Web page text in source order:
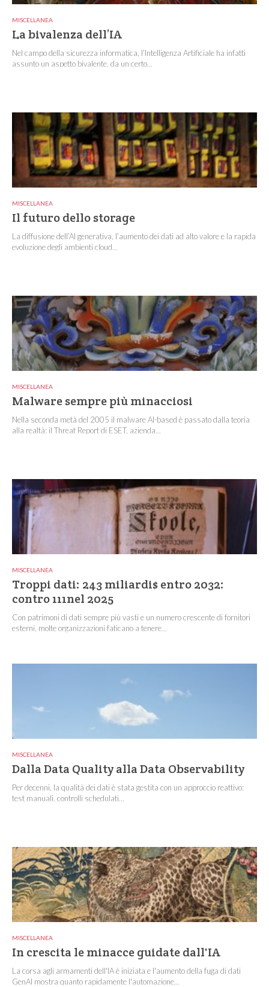
MISCELLANEA
La bivalenza dell’IA
Nel campo della sicurezza informatica, l’Intelligenza Artificiale ha infatti
assunto un aspetto bivalente, da un certo...
MISCELLANEA
Il futuro dello storage
La diffusione dell’AI generativa, l’aumento dei dati ad alto valore e la rapida
evoluzione degli ambienti cloud...
MISCELLANEA
Malware sempre più minacciosi
Nella seconda metà del 2005 il malware AI-based è passato dalla teoria
alla realtà: il Threat Report di ESET, azienda...
MISCELLANEA
Troppi dati: 243 miliardi$ entro 2032:
contro 111nel 2025
Con patrimoni di dati sempre più vasti e un numero crescente di fornitori
esterni, molte organizzazioni faticano a tenere...
MISCELLANEA
Dalla Data Quality alla Data Observability
Per decenni, la qualità dei dati è stata gestita con un approccio reattivo:
test manuali, controlli schedulati...
MISCELLANEA
In crescita le minacce guidate dall'IA
La corsa agli armamenti dell'IA è iniziata e l'aumento della fuga di dati
GenAI mostra quanto rapidamente l'automazione...